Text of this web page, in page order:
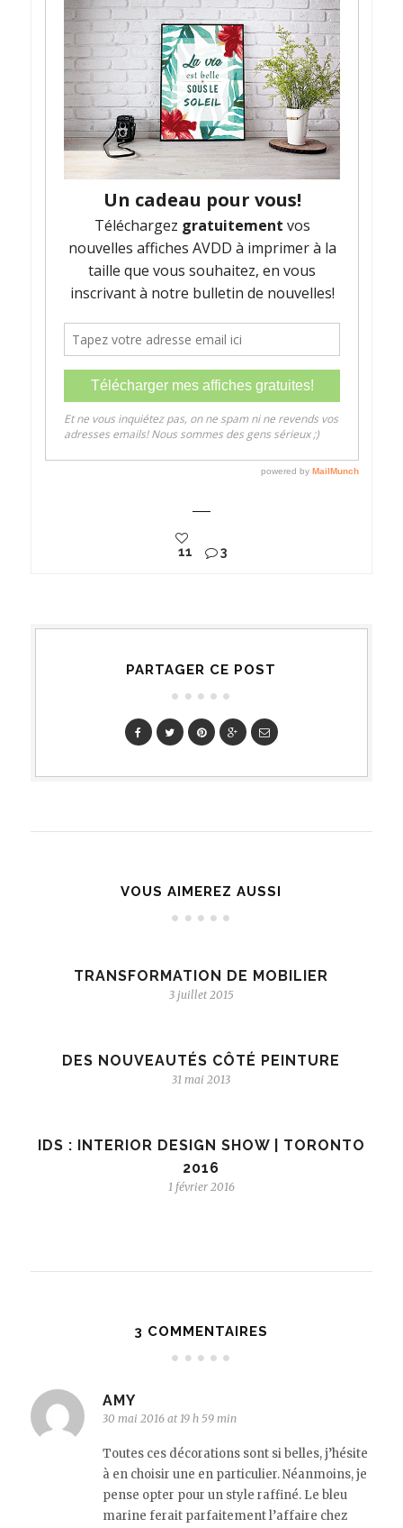
11 3
PARTAGER CE POST
VOUS AIMEREZ AUSSI
TRANSFORMATION DE MOBILIER
3 juillet 2015
DES NOUVEAUTÉS CÔTÉ PEINTURE
31 mai 2013
IDS : INTERIOR DESIGN SHOW | TORONTO
2016
1 février 2016
3 COMMENTAIRES
AMY
30 mai 2016 at 19 h 59 min
Toutes ces décorations sont si belles, j’hésite
à en choisir une en particulier. Néanmoins, je
pense opter pour un style raffiné. Le bleu
marine ferait parfaitement l’affaire chez